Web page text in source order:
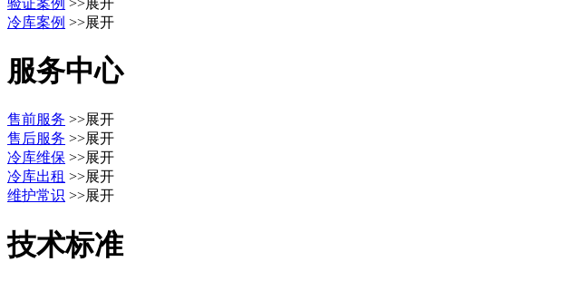
冷库案例 >>展开
服务中心
售前服务 >>展开
售后服务 >>展开
冷库维保 >>展开
冷库出租 >>展开
维护常识 >>展开
技术标准